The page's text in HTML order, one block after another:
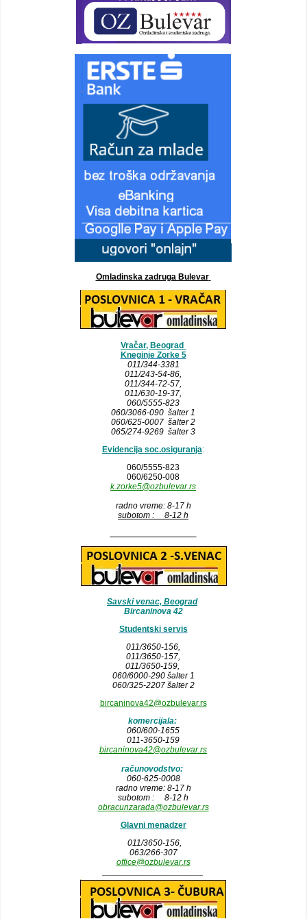
Omladinska zadruga Bulevar
Vračar, Beograd
Kneginje Zorke 5
011/344-3381
011/243-54-86,
011/344-72-57,
011/630-19-37,
060/5555-823
060/3066-090 šalter 1
060/625-0007 šalter 2
065/274-9269 šalter 3
Evidencija soc.osiguranja:
060/5555-823
060/6250-008
k.zorke5@ozbulevar.rs
radno vreme: 8-17 h
subotom : 8-12 h
Savski venac, Beograd
Bircaninova 42
Studentski servis
011/3650-156,
011/3650-157,
011/3650-159,
060/6000-290 šalter 1
060/325-2207 šalter 2
bircaninova42@ozbulevar.rs
komercijala:
060/600-1655
011-3650-159
bircaninova42@ozbulevar.rs
računovodstvo:
060-625-0008
radno vreme: 8-17 h
subotom : 8-12 h
obracunzarada@ozbulevar.rs
Glavni menadzer
011/3650-156,
063/266-307
office@ozbulevar.rs